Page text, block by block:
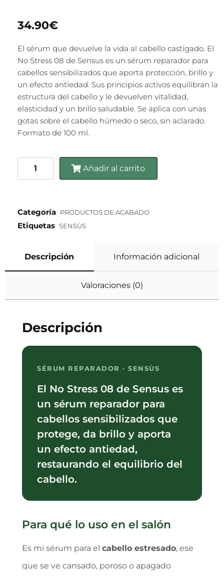
34.90€
El sérum que devuelve la vida al cabello castigado. El
No Stress 08 de Sensus es un sérum reparador para
cabellos sensibilizados que aporta protección, brillo y
un efecto antiedad. Sus principios activos equilibran la
estructura del cabello y le devuelven vitalidad,
elasticidad y un brillo saludable. Se aplica con unas
gotas sobre el cabello húmedo o seco, sin aclarado.
Formato de 100 ml.
Añadir al carrito
Categoría PRODUCTOS DE ACABADO
Etiquetas SENSÙS
Descripción Información adicional
Valoraciones (0)
Descripción
SÉRUM REPARADOR · SENSÙS
El No Stress 08 de Sensus es
un sérum reparador para
cabellos sensibilizados que
protege, da brillo y aporta
un efecto antiedad,
restaurando el equilibrio del
cabello.
Para qué lo uso en el salón
Es mi sérum para el cabello estresado, ese
que se ve cansado, poroso o apagado